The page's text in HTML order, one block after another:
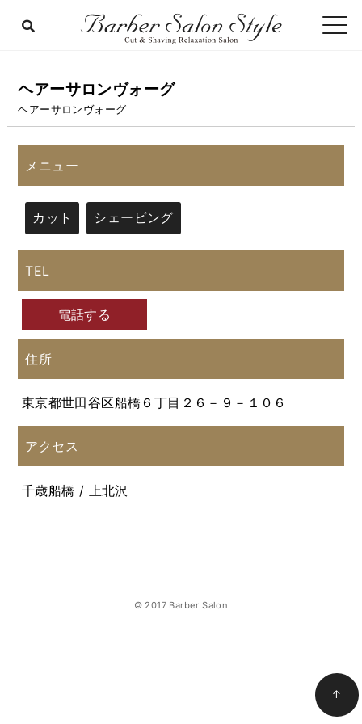
ヘアーサロンヴォーグ
ヘアーサロンヴォーグ
メニュー
カット シェービング
TEL
電話する
住所
東京都世田谷区船橋６丁目２６－９－１０６
アクセス
千歳船橋 / 上北沢
© 2017 Barber Salon
↑